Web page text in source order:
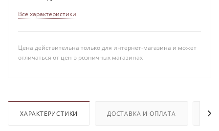
Все характеристики
Цена действительна только для интернет-магазина и может
отличаться от цен в розничных магазинах
ХАРАКТЕРИСТИКИ ДОСТАВКА И ОПЛАТА